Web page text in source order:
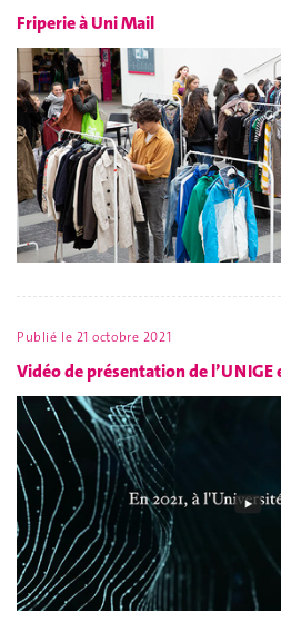
Friperie à Uni Mail
Publié le 21 octobre 2021
Vidéo de présentation de l’UNIGE